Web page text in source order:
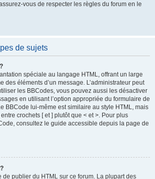
vous de respecter les règles du forum en le
de sujets
spéciale au langage HTML, offrant un large
des éléments d’un message. L’administrateur peut
les BBCodes, vous pouvez aussi les désactiver
en utilisant l’option appropriée du formulaire de
BBCode lui-même est similaire au style HTML, mais
crochets [ et ] plutôt que < et >. Pour plus
consultez le guide accessible depuis la page de
de publier du HTML sur ce forum. La plupart des